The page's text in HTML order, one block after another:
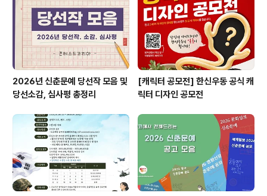
네킹 등은 접수받지 않음) - 제품 판매희망가 50,000원
(부가세 포함) 이하 - 패키지 제품의 경우, 단독으로도..
2026년 신춘문예 당선작 모음 및
당선소감, 심사평 총정리
[캐릭터 공모전] 한신우동 공식 캐
릭터 디자인 공모전